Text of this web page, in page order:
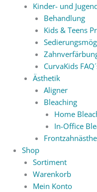
Kinder- und
Behandlung
Kids & Teens
CurvaKids
Ästhetik
Aligner
Bleaching
Home
In-Office
Shop
Sortiment
Warenkorb
Mein Konto